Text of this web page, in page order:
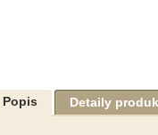
Popis Detaily